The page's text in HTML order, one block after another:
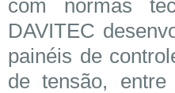
com normas
DAVITEC
painéis de
de tensão, entre